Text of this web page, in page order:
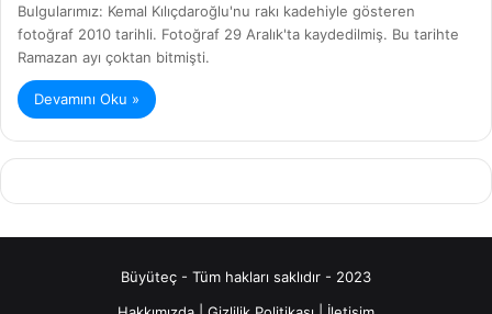
Bulgularımız: Kemal Kılıçdaroğlu'nu rakı kadehiyle gösteren
fotoğraf 2010 tarihli. Fotoğraf 29 Aralık'ta kaydedilmiş. Bu tarihte
Ramazan ayı çoktan bitmişti.
Devamını Oku »
Büyüteç - Tüm hakları saklıdır - 2023